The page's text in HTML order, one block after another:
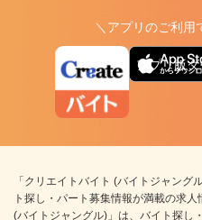
＼アプリのご利用
アプリ版
「クリエイトバイト (バイトジャング
ト探し・パート募集情報が満載の求
(バイトジャングル)」は、バイト探し